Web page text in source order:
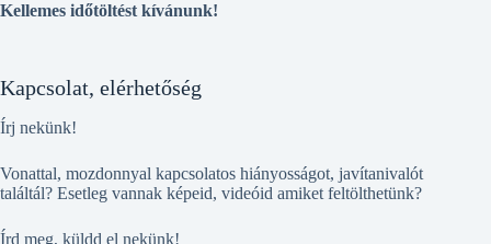
Kellemes időtöltést kívánunk!
Kapcsolat, elérhetőség
Írj nekünk!
Vonattal, mozdonnyal kapcsolatos hiányosságot, javítanivalót
találtál? Esetleg vannak képeid, videóid amiket feltölthetünk?
Írd meg, küldd el nekünk!